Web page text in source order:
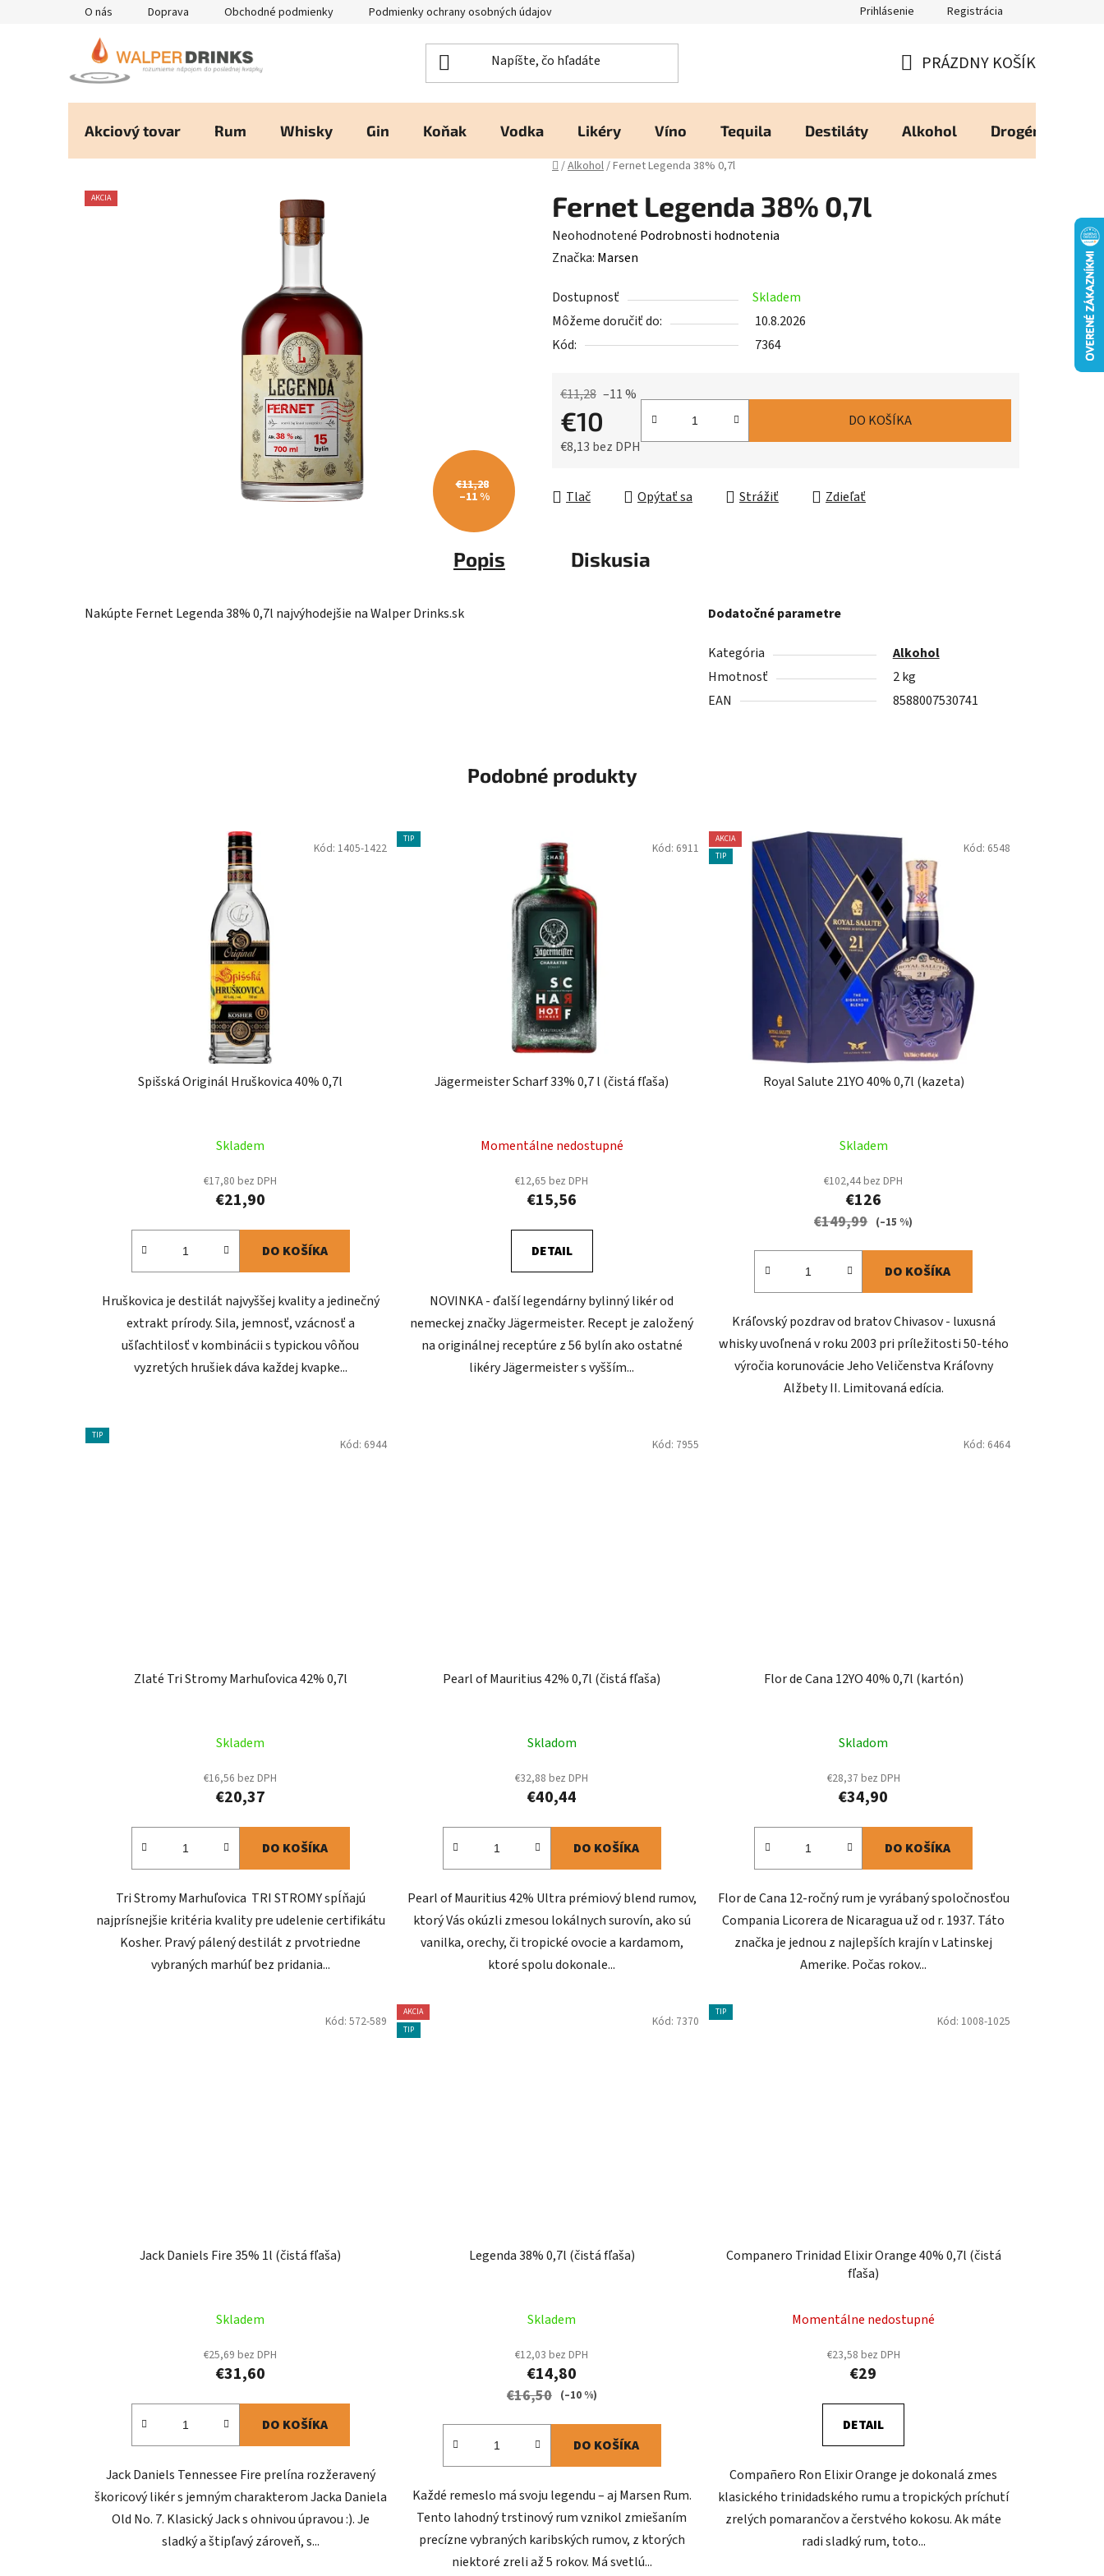
O nás Doprava Obchodné podmienky Podmienky ochrany osobných údajov Heureka - Overené Zákazníkmi Zásady používania Cookies
Prihlásenie Registrácia
KOŠÍK
PRÁZDNY KOŠÍK
Akciový tovar Rum Whisky Gin Koňak Vodka Likéry Víno Tequila Destiláty Alkohol Drogéria
Domov
/Alkohol/Fernet Legenda 38% 0,7l
Fernet Legenda 38% 0,7l
Priemerné
hodnotenie
je
0,0
z
hviezdičiek.
Neohodnotené Podrobnosti hodnotenia
Značka: Marsen
Dostupnosť
Skladem
Môžeme doručiť do:
10.8.2026
Kód:
7364
€11,28 –11 %
€10
€8,13 bez DPH
DO KOŠÍKA
Tlač Opýtať sa Strážiť Zdieľať
AKCIA
€11,28
–11 %
Popis Diskusia
Nakúpte Fernet Legenda 38% 0,7l najvýhodejšie na Walper Drinks.sk Dodatočné parametre
Kategória
Alkohol
Hmotnosť
2 kg
EAN
8588007530741
Podobné produkty
Spišská Originál Hruškovica 40% 0,7l
Skladem
€17,80 bez DPH
€21,90
DO KOŠÍKA
Hruškovica je destilát najvyššej kvality a jedinečný
extrakt prírody. Sila, jemnosť, vzácnosť a
ušľachtilosť v kombinácii s typickou vôňou
vyzretých hrušiek dáva každej kvapke...
Kód: 1405-1422
TIP
Jägermeister Scharf 33% 0,7 l (čistá fľaša)
Momentálne nedostupné
€12,65 bez DPH
€15,56
DETAIL
NOVINKA - ďalší legendárny bylinný likér od
nemeckej značky Jägermeister. Recept je založený
na originálnej receptúre z 56 bylín ako ostatné
likéry Jägermeister s vyšším...
Kód: 6911
AKCIA
TIP
Royal Salute 21YO 40% 0,7l (kazeta)
Skladem
€102,44 bez DPH
€126
€149,99 (–15 %)
DO KOŠÍKA
Kráľovský pozdrav od bratov Chivasov - luxusná
whisky uvoľnená v roku 2003 pri príležitosti 50-tého
výročia korunovácie Jeho Veličenstva Kráľovny
Alžbety II. Limitovaná edícia.
Kód: 6548
TIP
Zlaté Tri Stromy Marhuľovica 42% 0,7l
Skladem
€16,56 bez DPH
€20,37
DO KOŠÍKA
Tri Stromy Marhuľovica TRI STROMY spĺňajú
najprísnejšie kritéria kvality pre udelenie certifikátu
Kosher. Pravý pálený destilát z prvotriedne
vybraných marhúľ bez pridania...
Kód: 6944
Pearl of Mauritius 42% 0,7l (čistá fľaša)
Skladom
€32,88 bez DPH
€40,44
DO KOŠÍKA
Pearl of Mauritius 42% Ultra prémiový blend rumov,
ktorý Vás okúzli zmesou lokálnych surovín, ako sú
vanilka, orechy, či tropické ovocie a kardamom,
ktoré spolu dokonale...
Kód: 7955
Flor de Cana 12YO 40% 0,7l (kartón)
Skladom
€28,37 bez DPH
€34,90
DO KOŠÍKA
Flor de Cana 12-ročný rum je vyrábaný spoločnosťou
Compania Licorera de Nicaragua už od r. 1937. Táto
značka je jednou z najlepších krajín v Latinskej
Amerike. Počas rokov...
Kód: 6464
Jack Daniels Fire 35% 1l (čistá fľaša)
Skladem
€25,69 bez DPH
€31,60
DO KOŠÍKA
Jack Daniels Tennessee Fire prelína rozžeravený
škoricový likér s jemným charakterom Jacka Daniela
Old No. 7. Klasický Jack s ohnivou úpravou :). Je
sladký a štipľavý zároveň, s...
Kód:572-589
AKCIA
TIP
Legenda 38% 0,7l (čistá fľaša)
Skladem
€12,03 bez DPH
€14,80
€16,50 (–10 %)
DO KOŠÍKA
Každé remeslo má svoju legendu – aj Marsen Rum.
Tento lahodný trstinový rum vznikol zmiešaním
precízne vybraných karibských rumov, z ktorých
niektoré zreli až 5 rokov. Má svetlú...
Kód: 7370
TIP
Companero Trinidad Elixir Orange 40% 0,7l (čistá
fľaša)
Momentálne nedostupné
€23,58 bez DPH
€29
DETAIL
Compañero Ron Elixir Orange je dokonalá zmes
klasického trinidadského rumu a tropických príchutí
zrelých pomarančov a čerstvého kokosu. Ak máte
radi sladký rum, toto...
Kód: 1008-1025